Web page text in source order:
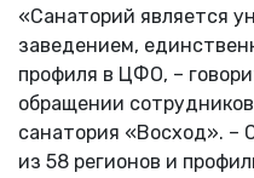
«Санаторий является
заведением,
профиля в ЦФО, –
обращении
санатория «Восход». –
из 58 регионов и